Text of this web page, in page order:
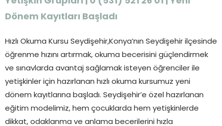
Dönem Kayıtları Başladı
Hızlı Okuma Kursu Seydişehir,Konya’nın Seydişehir ilçesinde
öğrenme hızını artırmak, okuma becerisini güçlendirmek
ve sınavlarda avantaj sağlamak isteyen öğrenciler ile
yetişkinler için hazırlanan hızlı okuma kursumuz yeni
dönem kayıtlarına başladı. Seydişehir’e özel hazırlanan
eğitim modelimiz, hem çocuklarda hem yetişkinlerde
dikkat, odaklanma ve anlama becerilerini hızla